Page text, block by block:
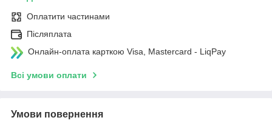
Оплатити частинами
Післяплата
Онлайн-оплата карткою Visa, Mastercard - LiqPay
Всі умови оплати
Умови повернення